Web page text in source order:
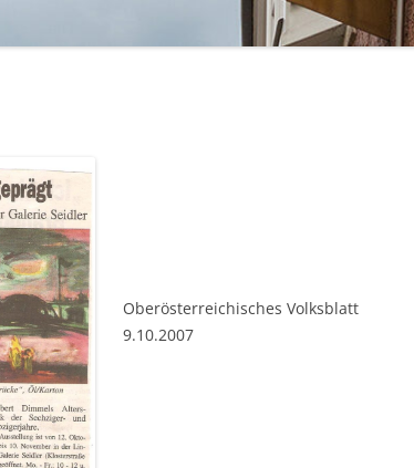
BAKELIT -UND MODESCHMUCK
Oberösterreichisches Volksblatt
9.10.2007